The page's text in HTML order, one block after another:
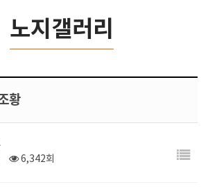
노지갤러리
황
6,342회